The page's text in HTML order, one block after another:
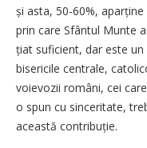
și asta, 50-60%,
prin care Sfântul Munte
țiat suficient, dar este
bisericile centrale,
voievozii români, cei
o spun cu sinceritate,
această contribuție.